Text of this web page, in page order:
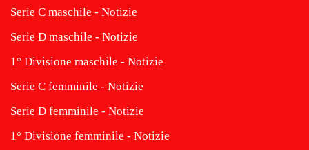
Serie C maschile - Notizie
Serie D maschile - Notizie
1° Divisione maschile - Notizie
Serie C femminile - Notizie
Serie D femminile - Notizie
1° Divisione femminile - Notizie